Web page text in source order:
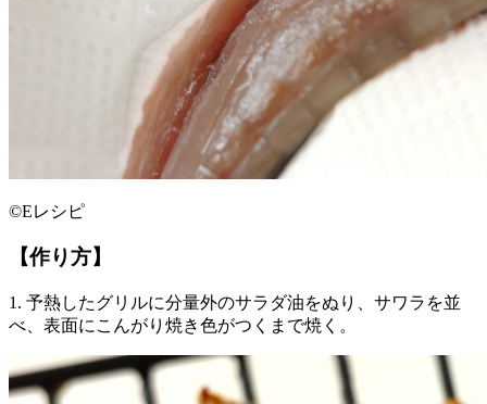
©Eレシピ
【作り方】
1. 予熱したグリルに分量外のサラダ油をぬり、サワラを並
べ、表面にこんがり焼き色がつくまで焼く。